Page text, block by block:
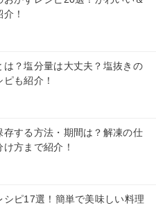
！
は？塩分量は大丈夫？塩抜きの
も紹介！
存する方法・期間は？解凍の仕
方まで紹介！
シピ17選！簡単で美味しい料理